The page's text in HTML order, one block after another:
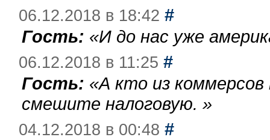
06.12.2018 в 18:42 #
Гость: «И до нас уже
06.12.2018 в 11:25 #
Гость: «А кто из
смешите налоговую. »
04.12.2018 в 00:48 #